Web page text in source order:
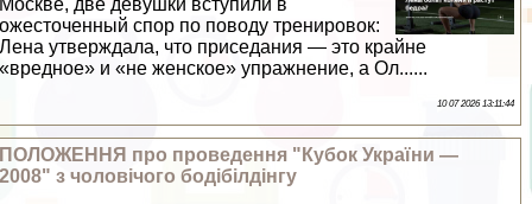
ожесточенный спор по поводу тренировок:
Лена утверждала, что приседания — это крайне
«вредное» и «не женское» упражнение, а Ол......
10 07 2026 13:11:44
ПОЛОЖЕННЯ про проведення "Кубок України —
2008" з чоловічого бодібілдінгу